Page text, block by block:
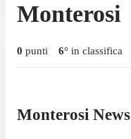
Monterosi
0 punti 6° in classifica
Monterosi News